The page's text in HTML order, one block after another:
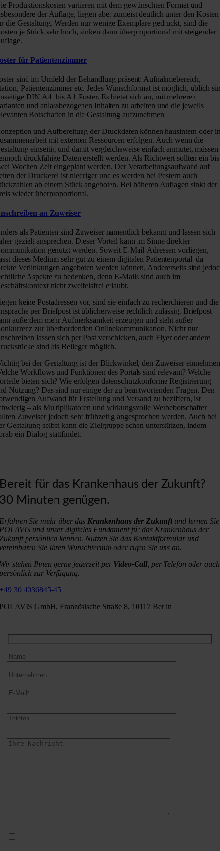
Produktionskosten variieren mit dem gewünschten Format und
der Auflage, liegen aber zumeist deutlich unter den Kosten
die Gestaltung. Werden nur wenige Exemplare gedruckt, sind die
je Stück sehr hoch, sinken dann überproportional mit steigender
für Patientenzimmer
sind im Umfeld der Behandlung präsent: Aufnahmebereich,
Patientenzimmer etc. Jedes Wunschformat ist möglich, üblich
DIN A4- bis A1-Poster. Es bietet sich an, mit mehreren
und anlassbezogenen Inhalten zu arbeiten und die jeweils
Botschaften in die Gestaltung aufzunehmen.
und Aufbereitung der Druckdaten können hausintern oder
mit externen Ressourcen erfolgen. Auch wenn die
einseitig und damit vergleichsweise einfach anmutet, müssen
druckfähige Daten erstellt werden. Als Richtwert sollten ein bis
Wochen Zeit eingeplant werden. Der Verarbeitungsaufwand auf
der Druckerei ist niedriger und es werden bei Postern auch
ab einem Stück angeboten. Bei höheren Auflagen sinkt der
wieder überproportional.
an Zuweiser
als Patienten sind Zuweiser namentlich bekannt und lassen sich
gezielt ansprechen. Dieser Vorteil kann im Sinne direkter
genutzt werden. Soweit E-Mail-Adressen vorliegen,
dieses Medium sehr gut zu einem digitalen Patientenportal, da
Verlinkungen angeboten werden können. Andererseits sind
Aspekte zu bedenken, denn E-Mails sind auch im
nicht zweifelsfrei erlaubt.
keine Postadressen vor, sind sie einfach zu recherchieren und die
per Briefpost ist üblicherweise rechtlich zulässig. Briefpost
außerdem mehr Aufmerksamkeit erzeugen und steht außer
zur überbordenden Onlinekommunikation. Nicht nur
lassen sich per Post verschicken, auch Flyer oder andere
sind als Beileger möglich.
bei der Gestaltung ist der Blickwinkel, den Zuweiser
Workflows und Funktionen des Portals sind relevant? Welche
bieten sich? Wie erfolgen datenschutzkonforme Registrierung
Nutzung? Das sind nur einige der zu beantwortenden Fragen. Den
Aufwand für Erstellung und Versand zu beziffern, ist
– als Multiplikatoren und wirkungsvolle Werbebotschafter
Zuweiser jedoch sehr frühzeitig angesprochen werden. Auch bei
Gestaltung selbst kann die Zielgruppe schon unterstützen, indem
ein Dialog stattfindet.
Bereit für das Krankenhaus der Zukunft?
30 Minuten genügen.
Erfahren Sie mehr über das Krankenhaus der Zukunftund lernen Sie
POLAVIS und unser digitales Fundament für das Krankenhaus der
Zukunft persönlich kennen. Nutzen Sie das Kontaktformular und
vereinbaren Sie Ihren Wunschtermin oder rufen Sie uns an.
Wir stehen Ihnen gerne jederzeit per Video-Call , per Telefon oder auch
persönlich zur Verfügung.
+49 30 4036845-45
POLAVIS GmbH, Französische Straße 8, 10117 Berlin